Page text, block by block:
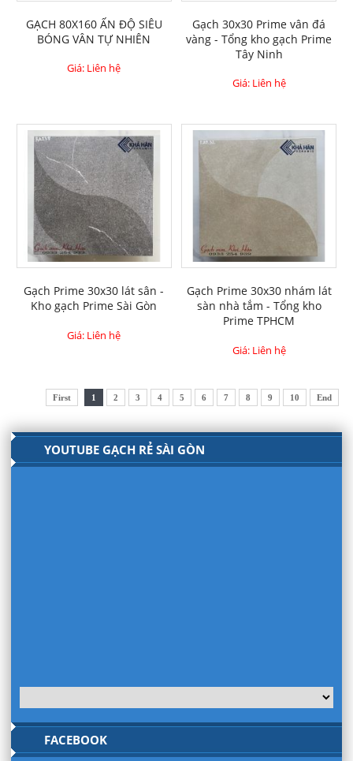
GẠCH 80X160 ẤN ĐỘ SIÊU
BÓNG VÂN TỰ NHIÊN
Giá: Liên hệ
Gạch 30x30 Prime vân đá
vàng - Tổng kho gạch Prime
Tây Ninh
Giá: Liên hệ
Gạch Prime 30x30 lát sân -
Kho gạch Prime Sài Gòn
Giá: Liên hệ
Gạch Prime 30x30 nhám lát
sàn nhà tắm - Tổng kho
Prime TPHCM
Giá: Liên hệ
First 1 2 3 4 5 6 7 8 9 10 End
YOUTUBE GẠCH RẺ SÀI GÒN
FACEBOOK